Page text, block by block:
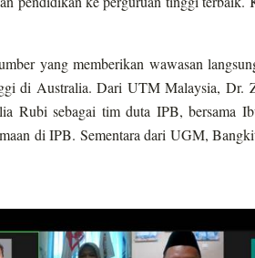
yang memberikan wawasan
di Australia. Dari UTM Malaysia,
Rubi sebagai tim duta IPB,
di IPB. Sementara dari UGM,